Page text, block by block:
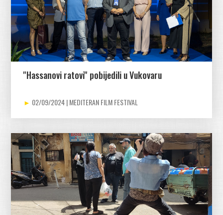
''Hassanovi ratovi'' pobijedili u Vukovaru
02/09/2024